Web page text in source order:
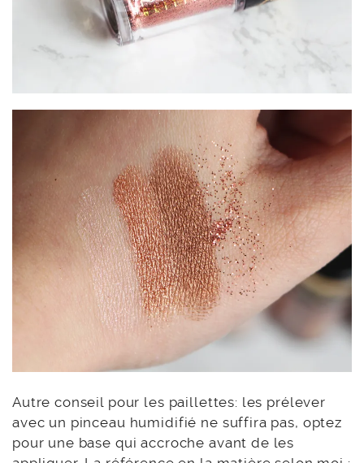
Autre conseil pour les paillettes: les prélever
avec un pinceau humidifié ne suffira pas, optez
pour une base qui accroche avant de les